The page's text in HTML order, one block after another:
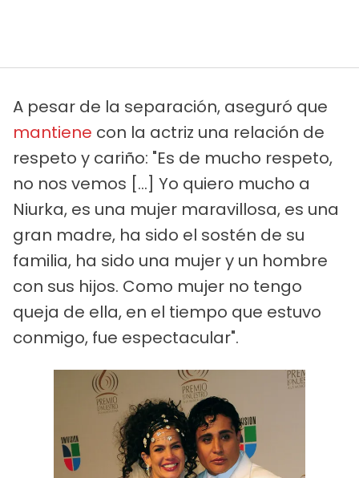
A pesar de la separación, aseguró que
mantiene con la actriz una relación de
respeto y cariño: "Es de mucho respeto,
no nos vemos [...] Yo quiero mucho a
Niurka, es una mujer maravillosa, es una
gran madre, ha sido el sostén de su
familia, ha sido una mujer y un hombre
con sus hijos. Como mujer no tengo
queja de ella, en el tiempo que estuvo
conmigo, fue espectacular".